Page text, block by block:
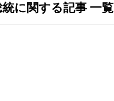
に関する記事 一覧